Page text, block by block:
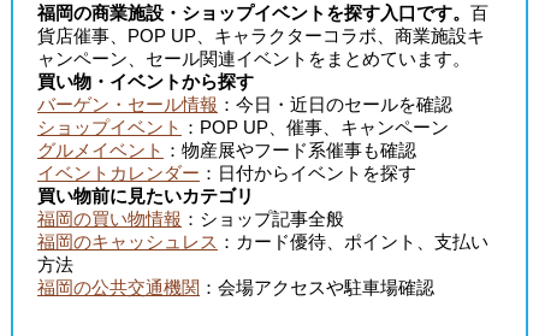
福岡の商業施設・ショップイベントを探す入口です。 百
貨店催事、POP UP、キャラクターコラボ、商業施設キ
ャンペーン、セール関連イベントをまとめています。
買い物・イベントから探す
バーゲン・セール情報 ：今日・近日のセールを確認
ショップイベント ：POP UP、催事、キャンペーン
グルメイベント ：物産展やフード系催事も確認
イベントカレンダー ：日付からイベントを探す
買い物前に見たいカテゴリ
福岡の買い物情報 ：ショップ記事全般
福岡のキャッシュレス ：カード優待、ポイント、支払い
方法
福岡の公共交通機関 ：会場アクセスや駐車場確認